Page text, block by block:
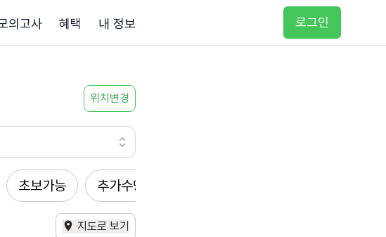
의고사 혜택 내 정보 로그인
위치변경
초보가능 추가수당
지도로 보기